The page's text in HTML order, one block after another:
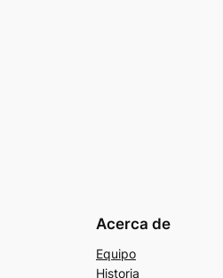
Acerca de
Equipo
Historia